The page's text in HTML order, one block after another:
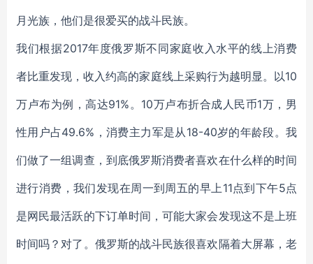
月光族，他们是很爱买的战斗民族。
我们根据2017年度俄罗斯不同家庭收入水平的线上消费
者比重发现，收入约高的家庭线上采购行为越明显。以10
万卢布为例，高达91%。10万卢布折合成人民币1万，男
性用户占49.6%，消费主力军是从18-40岁的年龄段。我
们做了一组调查，到底俄罗斯消费者喜欢在什么样的时间
进行消费，我们发现在周一到周五的早上11点到下午5点
是网民最活跃的下订单时间，可能大家会发现这不是上班
时间吗？对了。俄罗斯的战斗民族很喜欢隔着大屏幕，老